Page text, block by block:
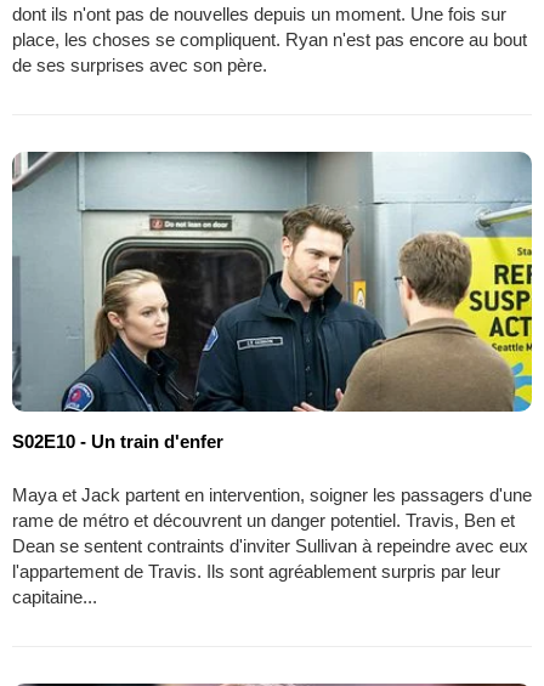
dont ils n'ont pas de nouvelles depuis un moment. Une fois sur
place, les choses se compliquent. Ryan n'est pas encore au bout
de ses surprises avec son père.
S02E10 - Un train d'enfer
Maya et Jack partent en intervention, soigner les passagers d'une
rame de métro et découvrent un danger potentiel. Travis, Ben et
Dean se sentent contraints d'inviter Sullivan à repeindre avec eux
l'appartement de Travis. Ils sont agréablement surpris par leur
capitaine...